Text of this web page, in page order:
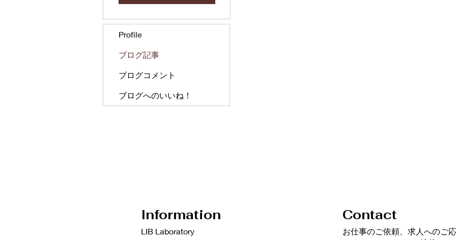
Profile
ブログ記事
ブログコメント
ブログへのいいね！
Information
LIB Laboratory
Contact
お仕事のご依頼、求人へのご応